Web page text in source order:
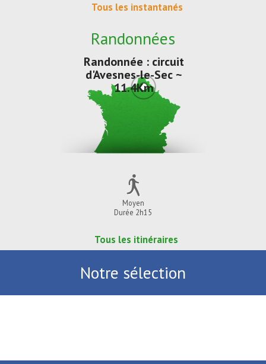
Tous les instantanés
Randonnées
Randonnée : circuit
d'Avesnes-le-Sec ~
11.4Km
Moyen
Durée 2h15
Tous les itinéraires
Notre sélection